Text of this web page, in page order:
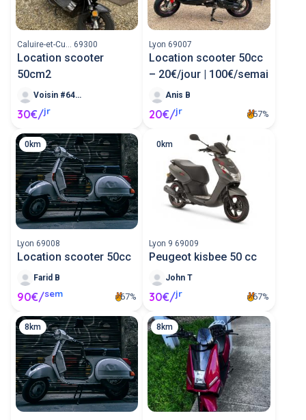
Caluire-et-Cu... 69300
Location scooter
50cm2
Voisin #64291
30€/jr
Lyon 69007
Location scooter 50cc
– 20€/jour | 100€/semai
Anis B
20€/jr 67%
0km
Lyon 69008
Location scooter 50cc
Farid B
90€/sem 67%
0km
Lyon 9 69009
Peugeot kisbee 50 cc
John T
30€/jr 67%
8km 8km